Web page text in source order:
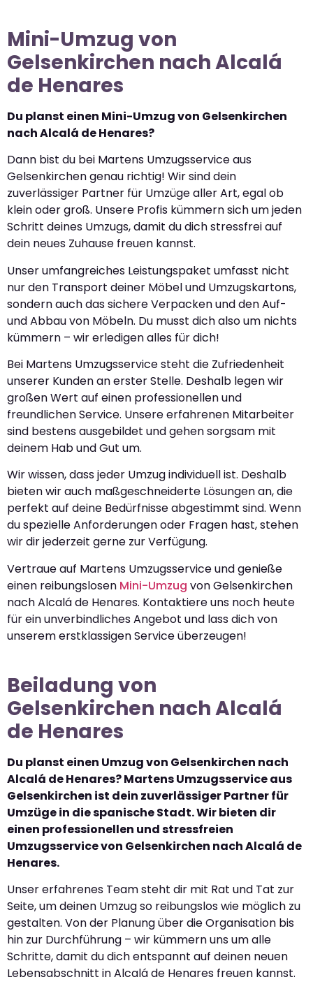
Mini-Umzug von
Gelsenkirchen nach Alcalá
de Henares
Du planst einen Mini-Umzug von Gelsenkirchen
nach Alcalá de Henares?
Dann bist du bei Martens Umzugsservice aus
Gelsenkirchen genau richtig! Wir sind dein
zuverlässiger Partner für Umzüge aller Art, egal ob
klein oder groß. Unsere Profis kümmern sich um jeden
Schritt deines Umzugs, damit du dich stressfrei auf
dein neues Zuhause freuen kannst.
Unser umfangreiches Leistungspaket umfasst nicht
nur den Transport deiner Möbel und Umzugskartons,
sondern auch das sichere Verpacken und den Auf-
und Abbau von Möbeln. Du musst dich also um nichts
kümmern – wir erledigen alles für dich!
Bei Martens Umzugsservice steht die Zufriedenheit
unserer Kunden an erster Stelle. Deshalb legen wir
großen Wert auf einen professionellen und
freundlichen Service. Unsere erfahrenen Mitarbeiter
sind bestens ausgebildet und gehen sorgsam mit
deinem Hab und Gut um.
Wir wissen, dass jeder Umzug individuell ist. Deshalb
bieten wir auch maßgeschneiderte Lösungen an, die
perfekt auf deine Bedürfnisse abgestimmt sind. Wenn
du spezielle Anforderungen oder Fragen hast, stehen
wir dir jederzeit gerne zur Verfügung.
Vertraue auf Martens Umzugsservice und genieße
einen reibungslosen Mini-Umzug von Gelsenkirchen
nach Alcalá de Henares. Kontaktiere uns noch heute
für ein unverbindliches Angebot und lass dich von
unserem erstklassigen Service überzeugen!
Beiladung von
Gelsenkirchen nach Alcalá
de Henares
Du planst einen Umzug von Gelsenkirchen nach
Alcalá de Henares? Martens Umzugsservice aus
Gelsenkirchen ist dein zuverlässiger Partner für
Umzüge in die spanische Stadt. Wir bieten dir
einen professionellen und stressfreien
Umzugsservice von Gelsenkirchen nach Alcalá de
Henares.
Unser erfahrenes Team steht dir mit Rat und Tat zur
Seite, um deinen Umzug so reibungslos wie möglich zu
gestalten. Von der Planung über die Organisation bis
hin zur Durchführung – wir kümmern uns um alle
Schritte, damit du dich entspannt auf deinen neuen
Lebensabschnitt in Alcalá de Henares freuen kannst.